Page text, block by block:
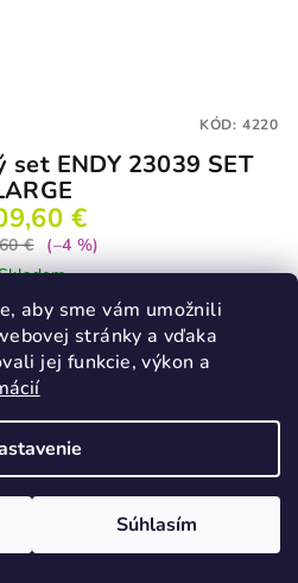
aby sme vám umožnili
stránky a vďaka
jej funkcie, výkon a
Súhlasím
set ENDY 23039 SET
€
€
(–4 %)
Do košíka
KÓD: 4220